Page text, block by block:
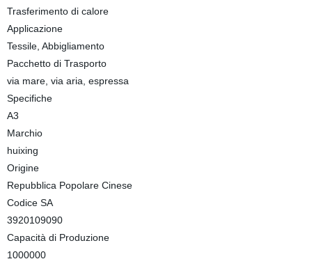
Trasferimento di calore
Applicazione
Tessile, Abbigliamento
Pacchetto di Trasporto
via mare, via aria, espressa
Specifiche
A3
Marchio
huixing
Origine
Repubblica Popolare Cinese
Codice SA
3920109090
Capacità di Produzione
1000000